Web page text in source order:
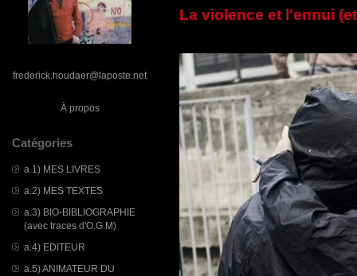
frederick.houdaer@laposte.net
À propos
Catégories
a.1) MES LIVRES
a.2) MES TEXTES
a.3) BIO-BIBLIOGRAPHIE
(avec traces d'O.G.M)
a.4) EDITEUR
a.5) ANIMATEUR DU
La violence et l'ennui